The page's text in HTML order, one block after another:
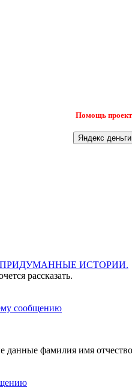
Помощь
ИСТОРИИ.
рассказать.
фамилия имя отчество